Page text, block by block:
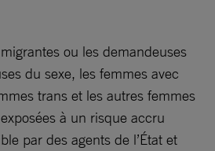
ou les demandeuses
du sexe, les femmes avec
trans et les autres femmes
à un risque accru
par des agents de l’État et